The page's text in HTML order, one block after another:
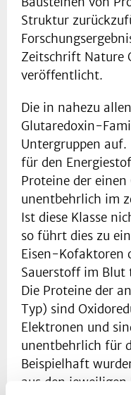
Struktur
Zeitschrift Nature
veröffentlicht.
Die in nahezu
Glutaredoxin-
Untergruppen auf.
für den
Proteine der einen
unentbehrlich im
Ist diese Klasse
so führt dies zu
Eisen-Kofaktoren
Sauerstoff im
Die Proteine der
Typ) sind
Elektronen und
unentbehrlich für
Beispielhaft
aus den